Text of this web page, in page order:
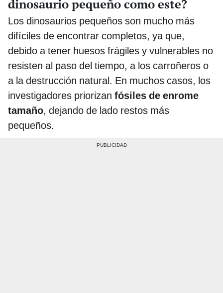
dinosaurio pequeño como este?
Los dinosaurios pequeños son mucho más
difíciles de encontrar completos, ya que,
debido a tener huesos frágiles y vulnerables no
resisten al paso del tiempo, a los carroñeros o
a la destrucción natural. En muchos casos, los
investigadores priorizan fósiles de enrome
tamaño, dejando de lado restos más
pequeños.